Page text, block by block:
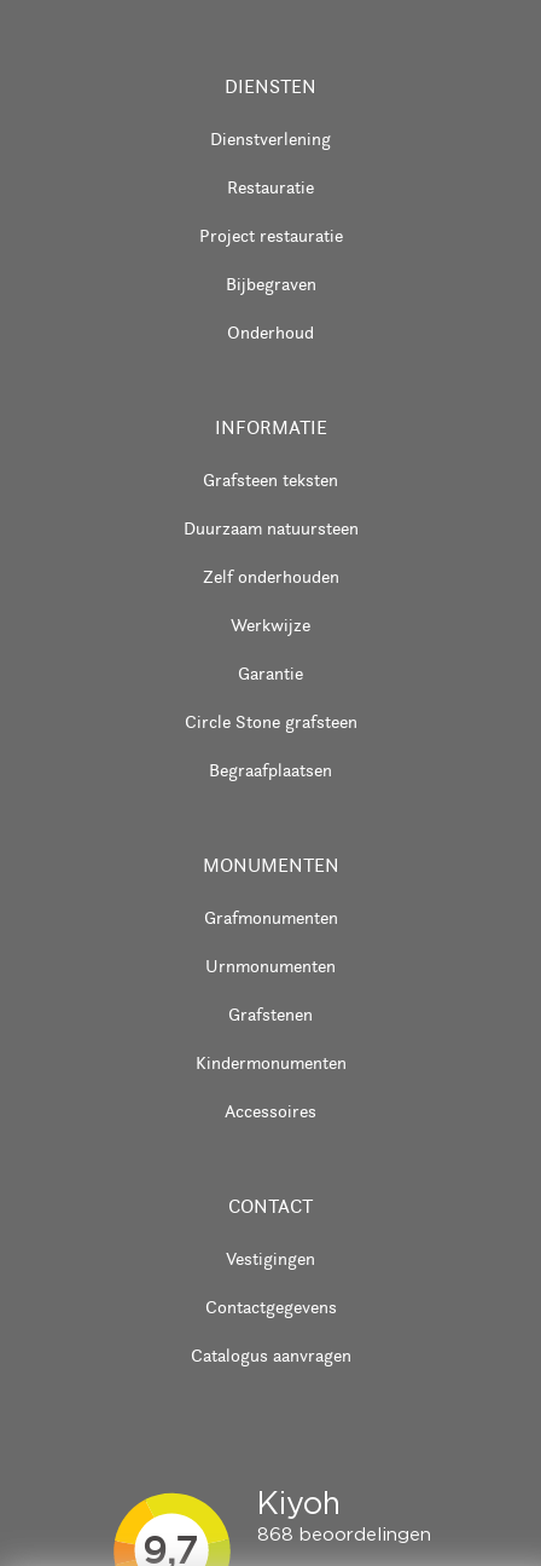
DIENSTEN
Dienstverlening
Restauratie
Project restauratie
Bijbegraven
Onderhoud
INFORMATIE
Grafsteen teksten
Duurzaam natuursteen
Zelf onderhouden
Werkwijze
Garantie
Circle Stone grafsteen
Begraafplaatsen
MONUMENTEN
Grafmonumenten
Urnmonumenten
Grafstenen
Kindermonumenten
Accessoires
CONTACT
Vestigingen
Contactgegevens
Catalogus aanvragen